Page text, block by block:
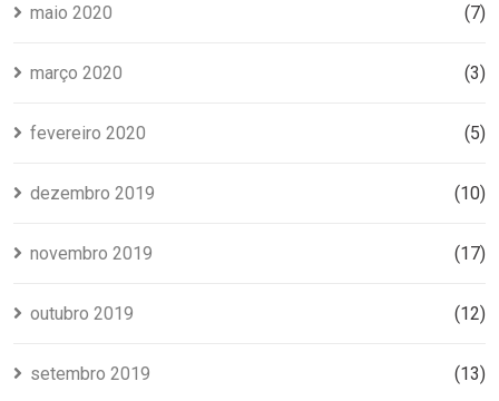
maio 2020 (7)
março 2020 (3)
fevereiro 2020 (5)
dezembro 2019 (10)
novembro 2019 (17)
outubro 2019 (12)
setembro 2019 (13)